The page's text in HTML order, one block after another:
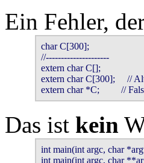
Ein Fehler,
char C[300];
//---------------------
extern char C[];
extern char C[300];     //
Das ist kein
int main(int argc, char
int main(int argc, char